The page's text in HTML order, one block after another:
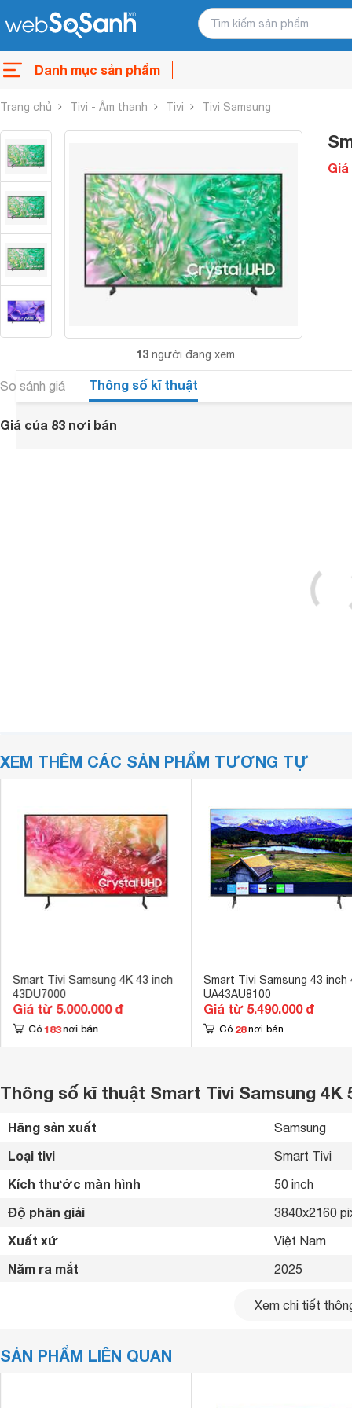
Danh mục sản phẩm
Trang chủ Tivi - Âm thanh Tivi Tivi Samsung
13 người đang xem
Giá
So sánh giá Thông số kĩ thuật
Giá của 83 nơi bán
XEM THÊM CÁC SẢN PHẨM TƯƠNG TỰ
Smart Tivi Samsung 4K 43 inch
43DU7000
Giá từ 5.000.000 đ
Có 183 nơi bán
Smart Tivi Samsung 43 inch
UA43AU8100
Giá từ 5.490.000 đ
Có 28 nơi bán
Thông số kĩ thuật Smart Tivi Samsung 4K
Hãng sản xuất Samsung
Loại tivi Smart Tivi
Kích thước màn hình 50 inch
Độ phân giải 3840x2160
Xuất xứ Việt Nam
Năm ra mắt 2025
Có
Cổng HDMI
Xem chi tiết
SẢN PHẨM LIÊN QUAN